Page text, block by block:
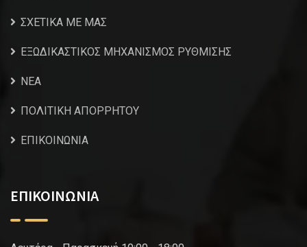
ΣΧΕΤΙΚΑ ΜΕ ΜΑΣ
ΕΞΩΔΙΚΑΣΤΙΚΟΣ ΜΗΧΑΝΙΣΜΟΣ ΡΥΘΜΙΣΗΣ
NEA
ΠΟΛΙΤΙΚΗ ΑΠΟΡΡΗΤΟΥ
ΕΠΙΚΟΙΝΩΝΙΑ
ΕΠΙΚΟΙΝΩΝΙΑ